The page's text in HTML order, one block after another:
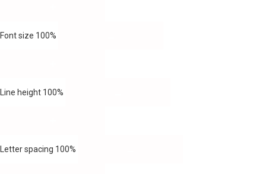
Font size 100%
Line height 100%
Letter spacing 100%